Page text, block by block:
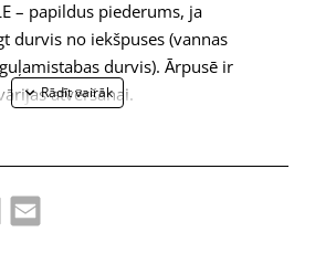
– papildus piederums, ja
durvis no iekšpuses (vannas
durvis). Ārpusē ir
atvēršanai.
reduktoru). Grozāmais ir
metāla rozetēm.
WhatsApp
Email